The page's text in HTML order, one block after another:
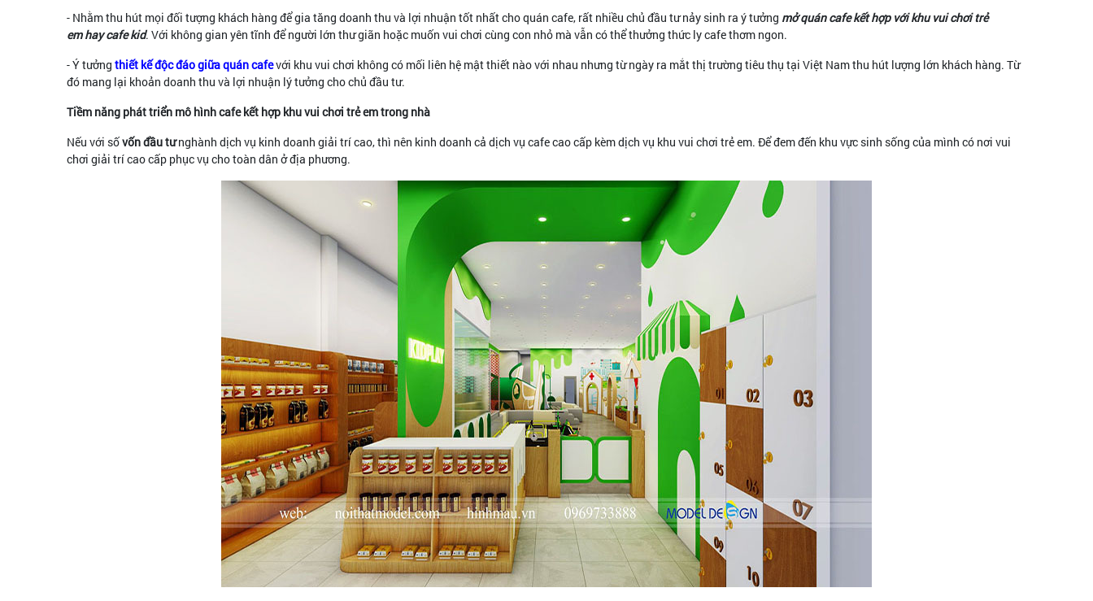
- Nhằm thu hút mọi đối tượng khách hàng để gia tăng doanh thu và lợi nhuận tốt nhất cho quán cafe, rất nhiều chủ đầu tư nảy sinh ra ý tưởng mở quán cafe kết hợp với khu vui chơi trẻ
em hay cafe kid. Với không gian yên tĩnh để người lớn thư giãn hoặc muốn vui chơi cùng con nhỏ mà vẫn có thể thưởng thức ly cafe thơm ngon.
- Ý tưởng thiết kế độc đáo giữa quán cafevới khu vui chơi không có mối liên hệ mật thiết nào với nhau nhưng từ ngày ra mắt thị trường tiêu thụ tại Việt Nam thu hút lượng lớn khách hàng. Từ
đó mang lại khoản doanh thu và lợi nhuận lý tưởng cho chủ đầu tư.
Tiềm năng phát triển mô hình cafe kết hợp khu vui chơi trẻ em trong nhà
Nếu với sốvốn đầu tưnghành dịch vụ kinh doanh giải trí cao, thì nên kinh doanh cả dịch vụ cafe cao cấp kèm dịch vụ khu vui chơi trẻ em. Để đem đến khu vực sinh sống của mình có nơi vui
chơi giải trí cao cấp phục vụ cho toàn dân ở địa phương.